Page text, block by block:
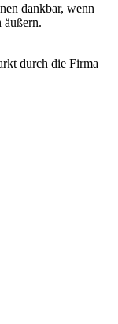
dankbar, wenn
äußern.
durch die Firma